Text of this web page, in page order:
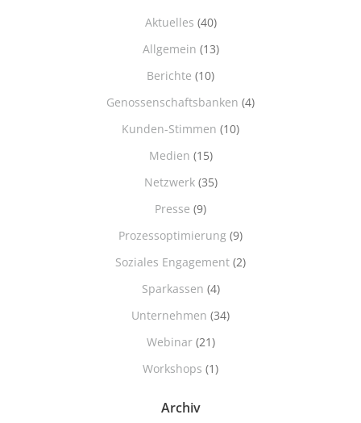
Aktuelles (40)
Allgemein (13)
Berichte (10)
Genossenschaftsbanken (4)
Kunden-Stimmen (10)
Medien (15)
Netzwerk(35)
Presse (9)
Prozessoptimierung (9)
Soziales Engagement (2)
Sparkassen (4)
Unternehmen (34)
Webinar(21)
Workshops (1)
Archiv